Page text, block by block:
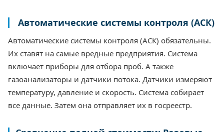
Автоматические системы контроля (АСК)
Автоматические системы контроля (АСК) обязательны.
Их ставят на самые вредные предприятия. Система
включает приборы для отбора проб. А также
газоанализаторы и датчики потока. Датчики измеряют
температуру, давление и скорость. Система собирает
все данные. Затем она отправляет их в госреестр.